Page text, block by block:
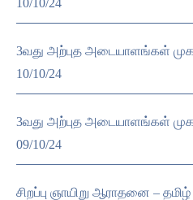
3வது அற்புத அடையாளங்கள்
10/10/24
3வது அற்புத அடையாளங்கள்
09/10/24
சிறப்பு ஞாயிறு ஆராதனை – தமிழ்